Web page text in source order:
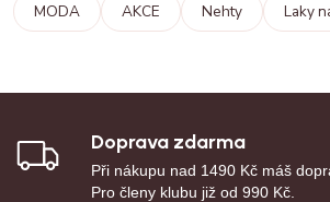
MODA AKCE Nehty Laky
Doprava zdarma
Při nákupu nad 1490 Kč máš
Pro členy klubu již od 990 Kč.